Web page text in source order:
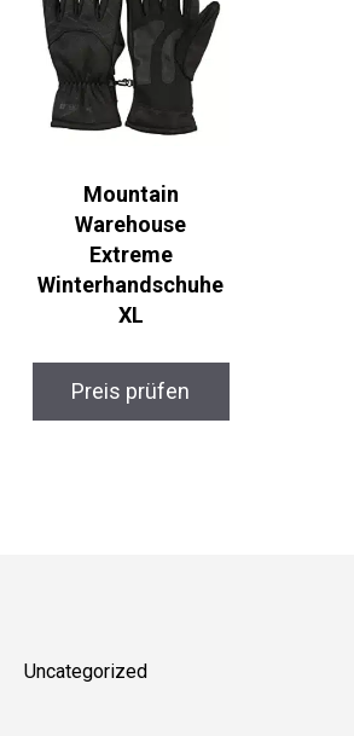
Mountain
Warehouse
Extreme
Winterhandschuhe
XL
Preis prüfen
Uncategorized